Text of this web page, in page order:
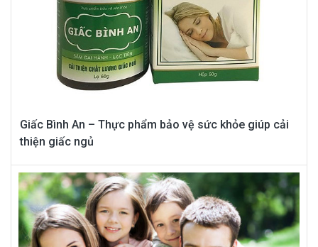
Giấc Bình An – Thực phẩm bảo vệ sức khỏe giúp cải
thiện giấc ngủ